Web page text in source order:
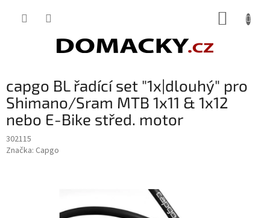
capgo BL řadící set "1x|dlouhý" pro
Shimano/Sram MTB 1x11 & 1x12
nebo E-Bike střed. motor
302115
Značka: Capgo